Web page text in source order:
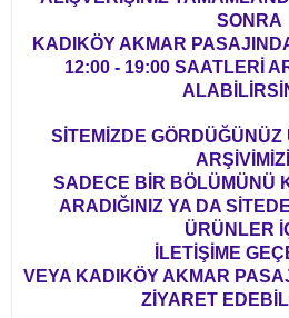
SONRA
KADIKÖY AKMAR
12:00 - 19:00 SAATLERİ
SİTEMİZDE GÖRDÜĞÜNÜZ
SADECE BİR BÖLÜMÜNÜ
ARADIĞINIZ YA DA
ÜRÜNLER
İLETİŞİME
VEYA KADIKÖY AKMAR
ZİYARET